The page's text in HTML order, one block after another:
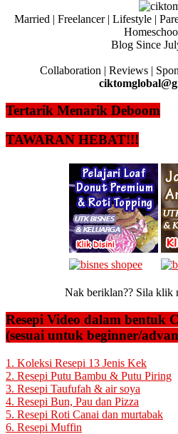
Married | Freelancer | Lifestyle |
Blog Since
Collaboration | Reviews |
Tertarik Menarik Deboom
TAWARAN HEBAT!!!
Nak beriklan?? Sila klik
Resepi Video dalam bentuk
(sesuai untuk beginner/
1. Koleksi Resepi 13 Jenis Kek
2. Resepi Putu Bambu & Putu Piring
3. Resepi Taufufah & air soya
4. Resepi Bun, Pau dan Pizza
5. Resepi Roti Canai dan murtabak
6. Resepi Muffin